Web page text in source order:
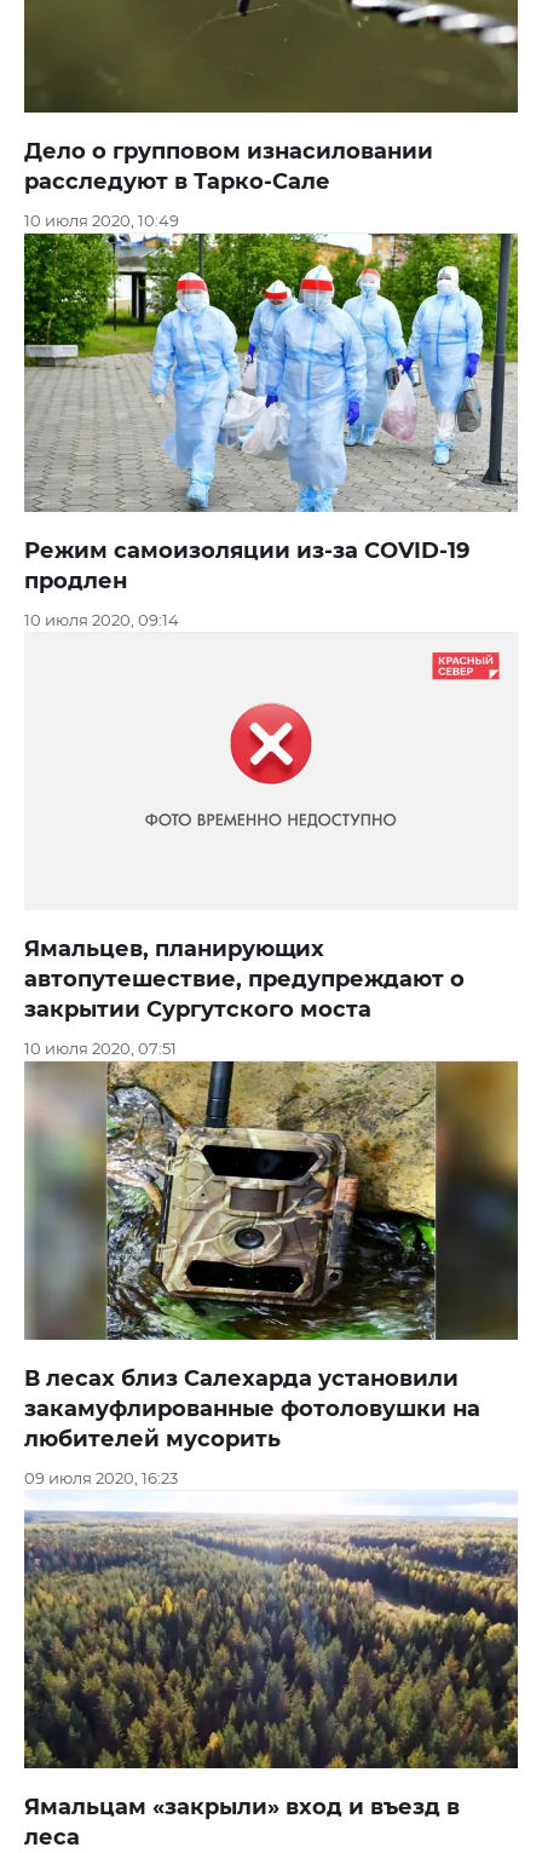
Дело о групповом изнасиловании
расследуют в Тарко-Сале
10 июля 2020, 10:49
Режим самоизоляции из-за COVID-19
продлен
10 июля 2020, 09:14
Ямальцев, планирующих
автопутешествие, предупреждают о
закрытии Сургутского моста
10 июля 2020, 07:51
В лесах близ Салехарда установили
закамуфлированные фотоловушки на
любителей мусорить
09 июля 2020, 16:23
Ямальцам «закрыли» вход и въезд в
леса